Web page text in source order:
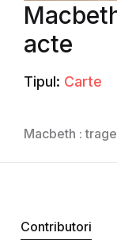
acte
Tipul: Carte
Macbeth :
Contributori